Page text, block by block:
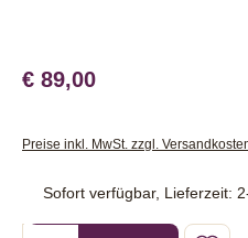
€ 89,00
Preise inkl. MwSt. zzgl.
Sofort verfügbar, Lieferzeit:
Produkt Anzahl: Gib den